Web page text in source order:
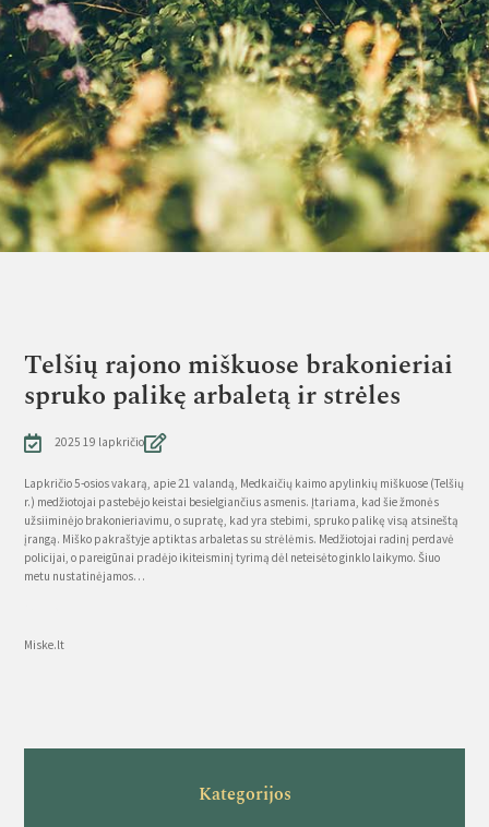
Telšių rajono miškuose brakonieriai
spruko palikę arbaletą ir strėles
2025 19 lapkričio
Lapkričio 5-osios vakarą, apie 21 valandą, Medkaičių kaimo apylinkių miškuose (Telšių
r.) medžiotojai pastebėjo keistai besielgiančius asmenis. Įtariama, kad šie žmonės
užsiiminėjo brakonieriavimu, o supratę, kad yra stebimi, spruko palikę visą atsineštą
įrangą. Miško pakraštyje aptiktas arbaletas su strėlėmis. Medžiotojai radinį perdavė
policijai, o pareigūnai pradėjo ikiteisminį tyrimą dėl neteisėto ginklo laikymo. Šiuo
metu nustatinėjamos…
Miske.lt
Kategorijos